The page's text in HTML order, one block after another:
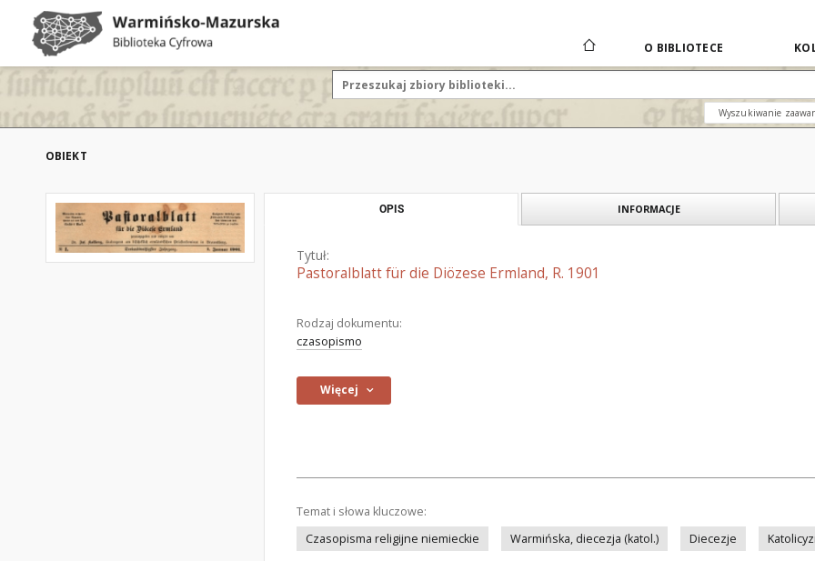
O BIBLIOTECE
Wyszukiwanie
OBIEKT
OPIS INFORMACJE
Tytuł:
Pastoralblatt für die Diözese Ermland, R. 1901
Rodzaj dokumentu:
czasopismo
Więcej
Temat i słowa kluczowe:
Czasopisma religijne niemieckie
Warmińska, diecezja (katol.) Diecezje